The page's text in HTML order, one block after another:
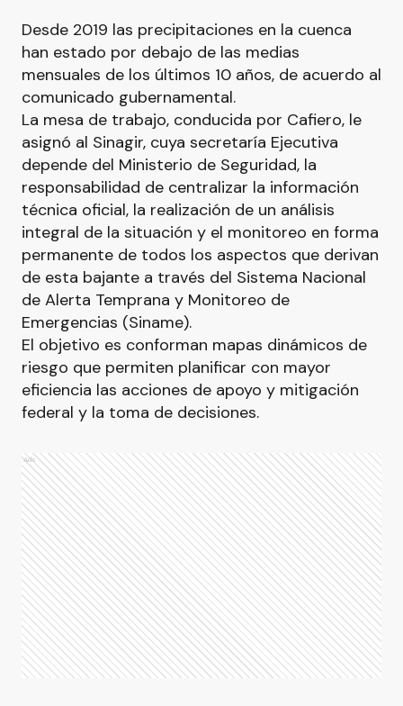
Desde 2019 las precipitaciones en la cuenca
han estado por debajo de las medias
mensuales de los últimos 10 años, de acuerdo al
comunicado gubernamental.
La mesa de trabajo, conducida por Cafiero, le
asignó al Sinagir, cuya secretaría Ejecutiva
depende del Ministerio de Seguridad, la
responsabilidad de centralizar la información
técnica oficial, la realización de un análisis
integral de la situación y el monitoreo en forma
permanente de todos los aspectos que derivan
de esta bajante a través del Sistema Nacional
de Alerta Temprana y Monitoreo de
Emergencias (Siname).
El objetivo es conforman mapas dinámicos de
riesgo que permiten planificar con mayor
eficiencia las acciones de apoyo y mitigación
federal y la toma de decisiones.
Ads